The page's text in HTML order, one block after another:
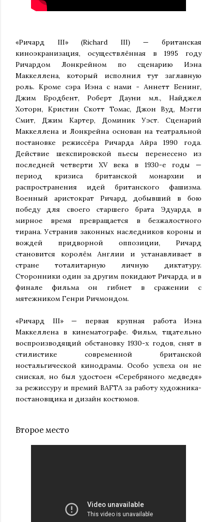
«Ричард III» (Richard III) — британская
киноэкранизация, осуществлённая в 1995 году
Ричардом Лонкрейном по сценарию Иэна
Маккеллена, который исполнил тут заглавную
роль. Кроме сэра Иэна с нами - Аннетт Бенинг,
Джим Бродбент, Роберт Дауни мл., Найджел
Хоторн, Кристин Скотт Томас, Джон Вуд, Мэгги
Смит, Джим Картер, Доминик Уэст. Сценарий
Маккеллена и Лонкрейна основан на театральной
постановке режиссёра Ричарда Айра 1990 года.
Действие шекспировской пьесы перенесено из
последней четверти XV века в 1930-е годы —
период кризиса британской монархии и
распространения идей британского фашизма.
Военный аристократ Ричард, добывший в бою
победу для своего старшего брата Эдуарда, в
мирное время превращается в безжалостного
тирана. Устранив законных наследников короны и
вождей придворной оппозиции, Ричард
становится королём Англии и устанавливает в
стране тоталитарную личную диктатуру.
Сторонники один за другим покидают Ричарда, и в
финале фильма он гибнет в сражении с
мятежником Генри Ричмондом.
«Ричард III» — первая крупная работа Иэна
Маккеллена в кинематографе. Фильм, тщательно
воспроизводящий обстановку 1930-х годов, снят в
стилистике современной британской
ностальгической кинодрамы. Особо успеха он не
снискал, но был удостоен «Серебряного медведя»
за режиссуру и премий BAFTA за работу художника-
постановщика и дизайн костюмов.
Второе место